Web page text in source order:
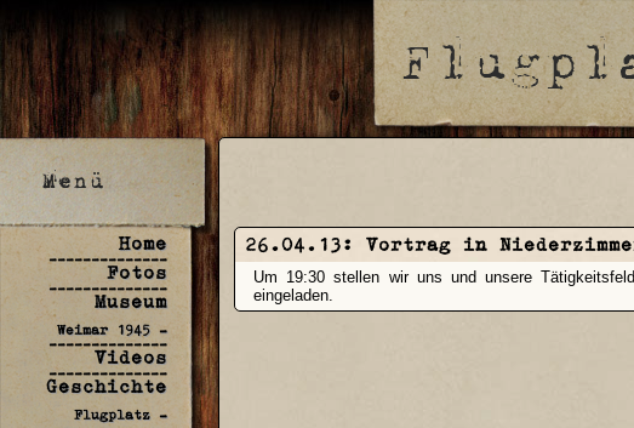
Home
--------------
Fotos
--------------
Museum
Weimar 1945 -
--------------
Videos
--------------
Geschichte
Flugplatz -
26.04.13: Vortrag in
Um 19:30 stellen wir uns und unsere
eingeladen.